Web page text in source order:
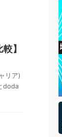
】
リア)
doda